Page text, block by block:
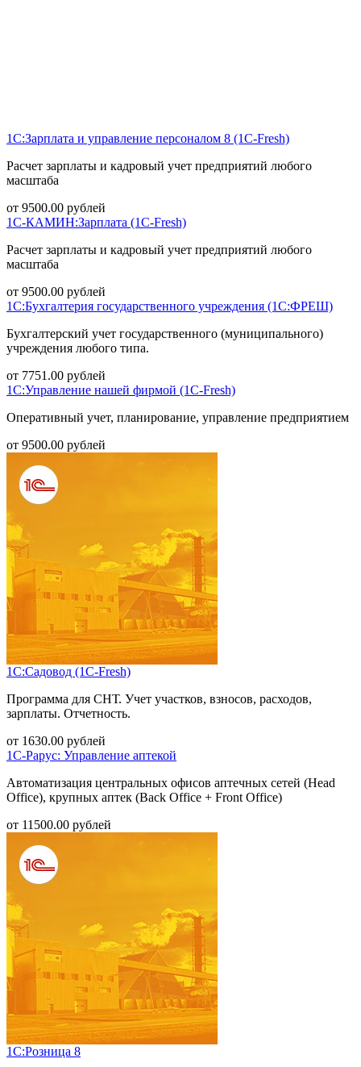
1С:Зарплата и управление персоналом 8 (1С-Fresh)
Расчет зарплаты и кадровый учет предприятий любого
масштаба
от 9500.00 рублей
1С-КАМИН:Зарплата (1С-Fresh)
Расчет зарплаты и кадровый учет предприятий любого
масштаба
от 9500.00 рублей
1С:Бухгалтерия государственного учреждения (1С:ФРЕШ)
Бухгалтерский учет государственного (муниципального)
учреждения любого типа.
от 7751.00 рублей
1С:Управление нашей фирмой (1С-Fresh)
Оперативный учет, планирование, управление предприятием
от 9500.00 рублей
1С:Садовод (1С-Fresh)
Программа для СНТ. Учет участков, взносов, расходов,
зарплаты. Отчетность.
от 1630.00 рублей
1С-Рарус: Управление аптекой
Автоматизация центральных офисов аптечных сетей (Head
Office), крупных аптек (Back Office + Front Office)
от 11500.00 рублей
1С:Розница 8